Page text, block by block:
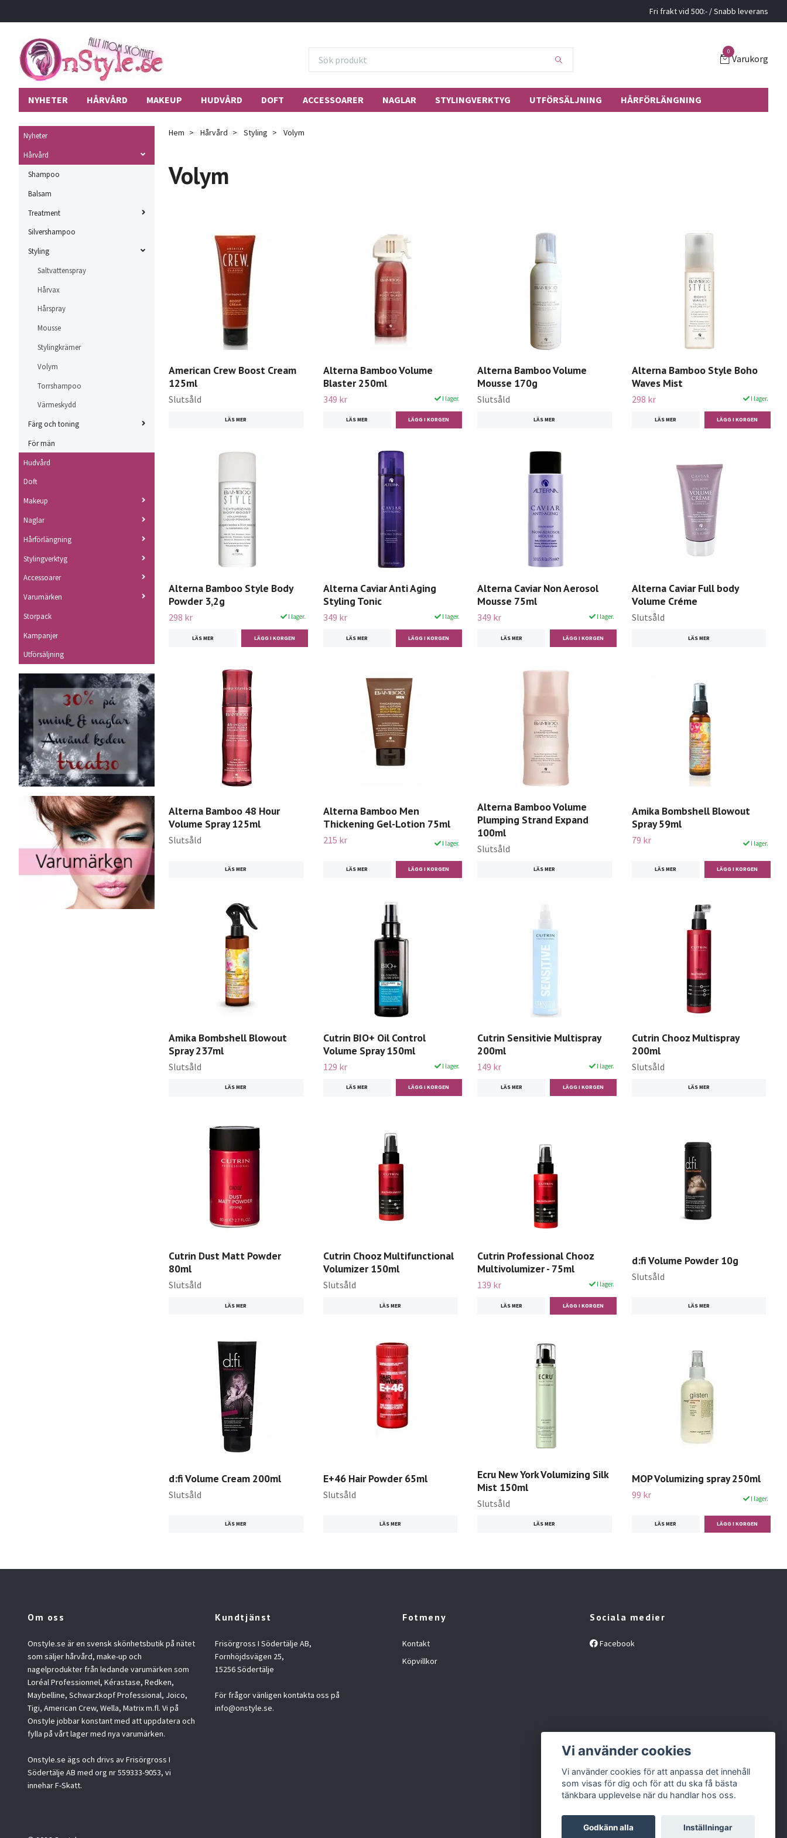
Fri frakt vid 500:- / Snabb leverans
0
Varukorg
NYHETER HÅRVÅRD MAKEUP HUDVÅRD DOFT ACCESSOARER NAGLAR STYLINGVERKTYG UTFÖRSÄLJNING HÅRFÖRLÄNGNING
Nyheter
Hårvård
Shampoo
Balsam
Treatment
Silvershampoo
Styling
Saltvattenspray
Hårvax
Hårspray
Mousse
Stylingkrämer
Volym
Torrshampoo
Värmeskydd
Färg och toning
För män
Hudvård
Doft
Makeup
Naglar
Hårförlängning
Stylingverktyg
Accessoarer
Varumärken
Storpack
Kampanjer
Utförsäljning
Hem Hårvård Styling Volym
Volym
American Crew Boost Cream
125ml
Slutsåld
LÄS MER
Alterna Bamboo Volume
Blaster 250ml
349 kr I lager.
LÄS MER
Alterna Bamboo Volume
Mousse 170g
Slutsåld
LÄS MER
Alterna Bamboo Style Boho
Waves Mist
298 kr I lager.
LÄS MER
Alterna Bamboo Style Body
Powder 3,2g
298 kr I lager.
LÄS MER
Alterna Caviar Anti Aging
Styling Tonic
349 kr I lager.
LÄS MER
Alterna Caviar Non Aerosol
Mousse 75ml
349 kr I lager.
LÄS MER
Alterna Caviar Full body
Volume Créme
Slutsåld
LÄS MER
Alterna Bamboo 48 Hour
Volume Spray 125ml
Slutsåld
LÄS MER
Alterna Bamboo Men
Thickening Gel-Lotion 75ml
215 kr I lager.
LÄS MER
Alterna Bamboo Volume
Plumping Strand Expand
100ml
Slutsåld
LÄS MER
Amika Bombshell Blowout
Spray 59ml
79 kr I lager.
LÄS MER
Amika Bombshell Blowout
Spray 237ml
Slutsåld
LÄS MER
Cutrin BIO+ Oil Control
Volume Spray 150ml
129 kr I lager.
LÄS MER
Cutrin Sensitivie Multispray
200ml
149 kr I lager.
LÄS MER
Cutrin Chooz Multispray
200ml
Slutsåld
LÄS MER
Cutrin Dust Matt Powder
80ml
Slutsåld
LÄS MER
Cutrin Chooz Multifunctional
Volumizer 150ml
Slutsåld
LÄS MER
Cutrin Professional Chooz
Multivolumizer - 75ml
139 kr I lager.
LÄS MER
d:fi Volume Powder 10g
Slutsåld
LÄS MER
d:fi Volume Cream 200ml
Slutsåld
LÄS MER
E+46 Hair Powder 65ml
Slutsåld
LÄS MER
Ecru New York Volumizing Silk
Mist 150ml
Slutsåld
LÄS MER
MOP Volumizing spray 250ml
99 kr I lager.
LÄS MER
Om oss
Onstyle.se är en svensk skönhetsbutik på nätet
som säljer hårvård, make-up och
nagelprodukter från ledande varumärken som
Loréal Professionnel, Kérastase, Redken,
Maybelline, Schwarzkopf Professional, Joico,
Tigi, American Crew, Wella, Matrix m.fl. Vi på
Onstyle jobbar konstant med att uppdatera och
fylla på vårt lager med nya varumärken.
Onstyle.se ägs och drivs av Frisörgross I
Södertälje AB med org nr 559333-9053, vi
innehar F-Skatt.
Kundtjänst
Frisörgross I Södertälje AB,
Fornhöjdsvägen 25,
15256 Södertälje
För frågor vänligen kontakta oss på
info@onstyle.se.
Fotmeny
Kontakt
Köpvillkor
Sociala medier
Facebook
Vi använder cookies
Vi använder cookies för att anpassa det innehåll
som visas för dig och för att du ska få bästa
tänkbara upplevelse när du handlar hos oss.
Godkänn alla Inställningar